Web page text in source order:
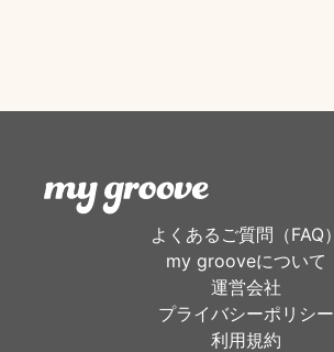
よくあるご質問（FAQ）
my grooveについて
運営会社
プライバシーポリシー
利用規約